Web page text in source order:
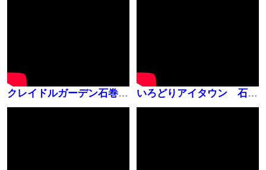
クレイドルガーデン石巻市湊東 第7 いろどりアイタウン 石巻市丸井戸３丁目